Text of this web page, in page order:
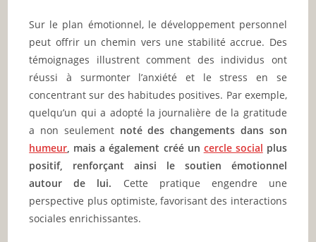
Sur le plan émotionnel, le développement personnel
peut offrir un chemin vers une stabilité accrue. Des
témoignages illustrent comment des individus ont
réussi à surmonter l’anxiété et le stress en se
concentrant sur des habitudes positives. Par exemple,
quelqu’un qui a adopté la journalière de la gratitude
a non seulement noté des changements dans son
humeur , mais a également créé un cercle social plus
positif, renforçant ainsi le soutien émotionnel
autour de lui. Cette pratique engendre une
perspective plus optimiste, favorisant des interactions
sociales enrichissantes.